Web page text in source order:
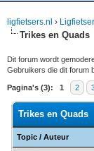
ligfietsers.nl ›
Trikes en Quads
Dit forum wordt
Gebruikers die dit forum
Pagina's (3): 1 2
Trikes en Quads
Topic / Auteur